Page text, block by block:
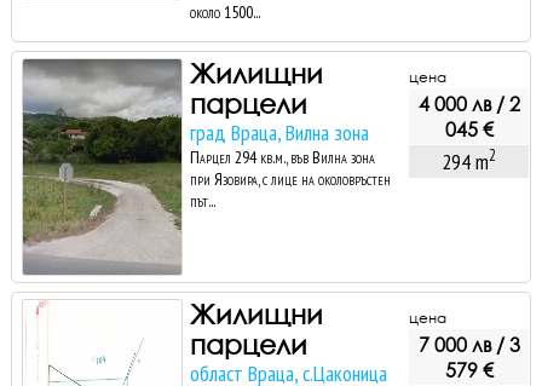
около 1500...
Жилищни
парцели
град Враца, Вилна зона
Парцел 294 кв.м., във Вилна зона
при Язовира, с лице на околовръстен
път...
цена
4 000 лв / 2
045 €
294 m2
Жилищни
парцели
област Враца, с.Цаконица
цена
7 000 лв / 3
579 €